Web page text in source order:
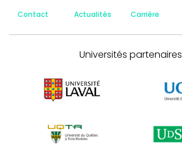
Contact Actualités Carrière
Universités partenaires